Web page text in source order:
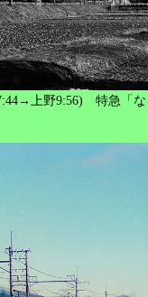
上野9:56) 特急「な